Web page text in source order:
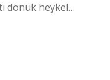
dönük heykel…